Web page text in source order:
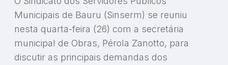
Municipais de Bauru (Sinserm) se reuniu
nesta quarta-feira (26) com a secretária
municipal de Obras, Pérola Zanotto, para
discutir as principais demandas dos